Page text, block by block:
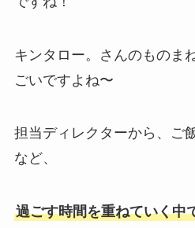
キンタロー。さんのものま
ごいですよね〜
担当ディレクターから、ご
など、
過ごす時間を重ねていく中